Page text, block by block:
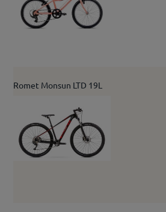
Romet Monsun LTD 19L